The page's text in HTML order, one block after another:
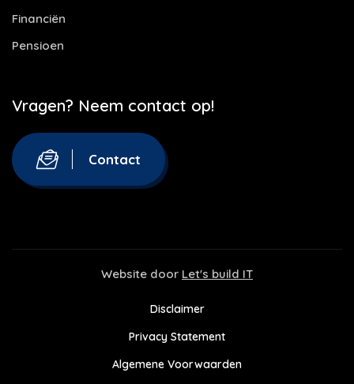
Financiën
Pensioen
Vragen? Neem contact op!
Contact
Website door Let's build IT
Disclaimer
Privacy Statement
Algemene Voorwaarden